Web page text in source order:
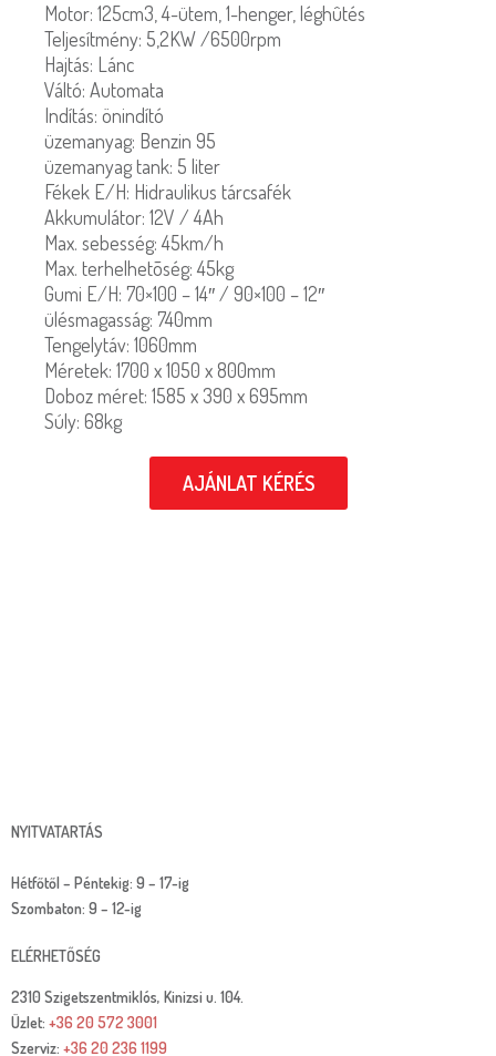
Motor: 125cm3, 4-ütem, 1-henger, léghûtés
Teljesítmény: 5,2KW /6500rpm
Hajtás: Lánc
Váltó: Automata
Indítás: önindító
üzemanyag: Benzin 95
üzemanyag tank: 5 liter
Fékek E/H: Hidraulikus tárcsafék
Akkumulátor: 12V / 4Ah
Max. sebesség: 45km/h
Max. terhelhetõség: 45kg
Gumi E/H: 70×100 – 14″ / 90×100 – 12″
ülésmagasság: 740mm
Tengelytáv: 1060mm
Méretek: 1700 x 1050 x 800mm
Doboz méret: 1585 x 390 x 695mm
Súly: 68kg
AJÁNLAT KÉRÉS
NYITVATARTÁS
Hétfőtől – Péntekig: 9 – 17-ig
Szombaton: 9 – 12-ig
ELÉRHETŐSÉG
2310 Szigetszentmiklós, Kinizsi u. 104.
Üzlet: +36 20 572 3001
Szerviz: +36 20 236 1199